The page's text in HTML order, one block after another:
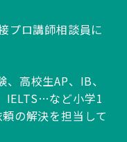
プロ講師相談員に
高校生AP、IB、
IELTS…など小学1
の解決を担当して